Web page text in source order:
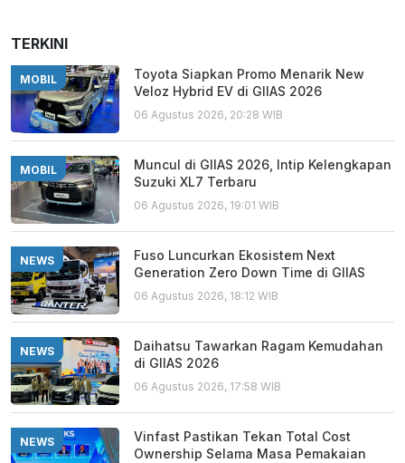
TERKINI
MOBIL
Toyota Siapkan Promo Menarik New
Veloz Hybrid EV di GIIAS 2026
06 Agustus 2026, 20:28 WIB
MOBIL
Muncul di GIIAS 2026, Intip Kelengkapan
Suzuki XL7 Terbaru
06 Agustus 2026, 19:01 WIB
NEWS
Fuso Luncurkan Ekosistem Next
Generation Zero Down Time di GIIAS
06 Agustus 2026, 18:12 WIB
NEWS
Daihatsu Tawarkan Ragam Kemudahan
di GIIAS 2026
06 Agustus 2026, 17:58 WIB
NEWS
Vinfast Pastikan Tekan Total Cost
Ownership Selama Masa Pemakaian